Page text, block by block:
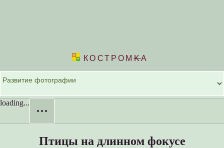
КОСТРОМKА
loading...
···
Птицы на длинном фокусе